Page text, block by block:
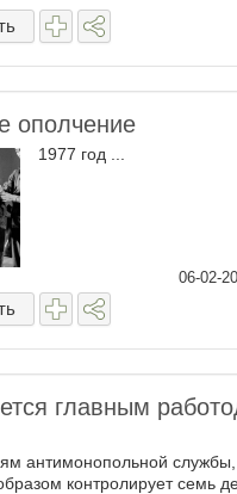
ополчение
1977 год ...
06-02-
главным
антимонопольной службы,
контролирует семь